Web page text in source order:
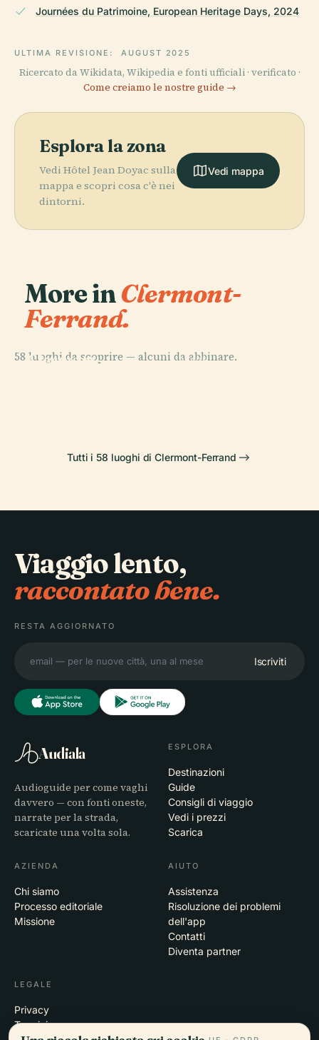
Journées du Patrimoine, European Heritage Days, 2024
ULTIMA REVISIONE: AUGUST 2025
Ricercato da Wikidata, Wikipedia e fonti ufficiali · verificato ·
Come creiamo le nostre guide →
Esplora la zona
Vedi Hôtel Jean Doyac sulla
mappa e scopri cosa c'è nei
dintorni.
Vedi mappa
More inClermont-
Ferrand.
58 luoghi da scoprire — alcuni da abbinare.
PLACE
Clermont-
PLACE
PLACE PLACE
Tutti i 58 luoghi di Clermont-Ferrand
Viaggio lento,
raccontato bene.
RESTA AGGIORNATO
Iscriviti
Audiala
Audioguide per come vaghi
davvero — con fonti oneste,
narrate per la strada,
scaricate una volta sola.
ESPLORA
Destinazioni
Guide
Consigli di viaggio
Vedi i prezzi
Scarica
AZIENDA
Chi siamo
Processo editoriale
Missione
AIUTO
Assistenza
Risoluzione dei problemi
dell'app
Contatti
Diventa partner
LEGALE
Privacy
Termini